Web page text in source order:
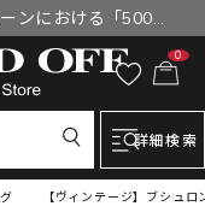
ンにおける「500円
填について
0
詳細検索
【ヴィンテージ】ブシュ